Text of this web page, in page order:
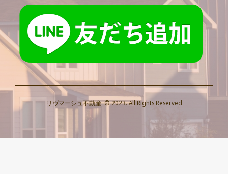
リヴマーシュ不動産. © 2023. All Rights Reserved